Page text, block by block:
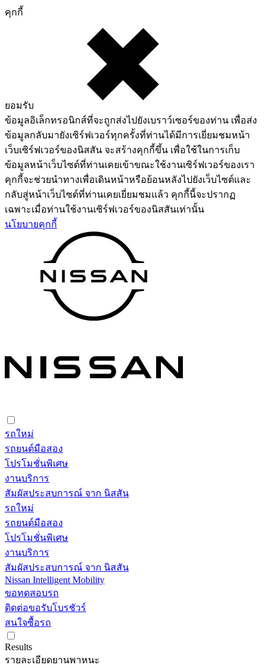
คุกกี้
ยอมรับ
ข้อมูลอิเล็กทรอนิกส์ที่จะถูกส่งไปยังเบราว์เซอร์ของท่าน เพื่อส่ง
ข้อมูลกลับมายังเซิร์ฟเวอร์ทุกครั้งที่ท่านได้มีการเยี่ยมชมหน้า
เว็บเซิร์ฟเวอร์ของนิสสัน จะสร้างคุกกี้ขึ้น เพื่อใช้ในการเก็บ
ข้อมูลหน้าเว็บไซต์ที่ท่านเคยเข้าขณะใช้งานเซิร์ฟเวอร์ของเรา
คุกกี้จะช่วยนำทางเพื่อเดินหน้าหรือย้อนหลังไปยังเว็บไซต์และ
กลับสู่หน้าเว็บไซต์ที่ท่านเคยเยี่ยมชมแล้ว คุกกี้นี้จะปรากฏ
เฉพาะเมื่อท่านใช้งานเซิร์ฟเวอร์ของนิสสันเท่านั้น
นโยบายคุกกี้
รถใหม่
รถยนต์มือสอง
โปรโมชั่นพิเศษ
งานบริการ
สัมผัสประสบการณ์ จาก นิสสัน
รถใหม่
รถยนต์มือสอง
โปรโมชั่นพิเศษ
งานบริการ
สัมผัสประสบการณ์ จาก นิสสัน
Nissan Intelligent Mobility
ขอทดสอบรถ
ติดต่อขอรับโบรชัวร์
สนใจซื้อรถ
Results
รายละเอียดยานพาหนะ